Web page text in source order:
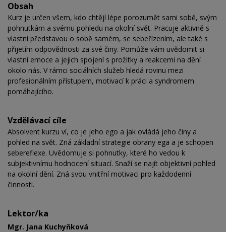
Obsah
Kurz je určen všem, kdo chtějí lépe porozumět sami sobě, svým
pohnutkám a svému pohledu na okolní svět. Pracuje aktivně s
vlastní představou o sobě samém, se sebeřízením, ale také s
přijetím odpovědnosti za své činy. Pomůže vám uvědomit si
vlastní emoce a jejich spojení s prožitky a reakcemi na dění
okolo nás. V rámci sociálních služeb hledá rovinu mezi
profesionálním přístupem, motivací k práci a syndromem
pomáhajícího.
Vzdělávací cíle
Absolvent kurzu ví, co je jeho ego a jak ovládá jeho činy a
pohled na svět. Zná základní strategie obrany ega a je schopen
sebereflexe. Uvědomuje si pohnutky, které ho vedou k
subjektivnímu hodnocení situací. Snaží se najít objektivní pohled
na okolní dění. Zná svou vnitřní motivaci pro každodenní
činnosti.
Lektor/ka
Mgr. Jana Kuchyňková